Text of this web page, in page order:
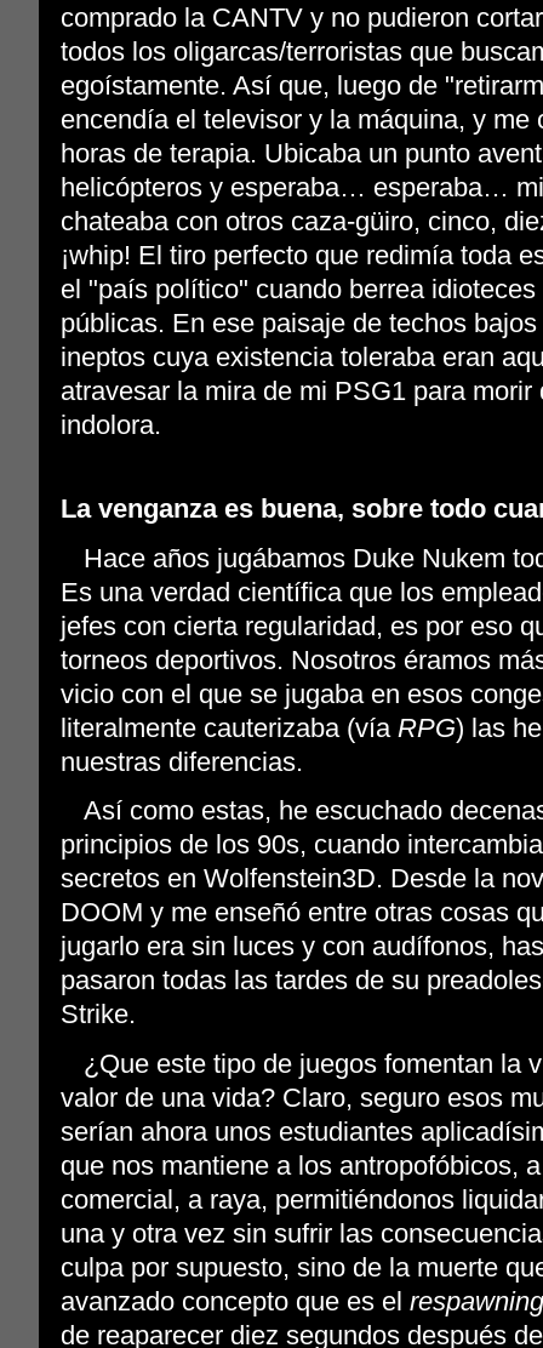
comprado la CANTV y no pudieron
todos los oligarcas/terroristas que
egoístamente. Así que, luego de
encendía el televisor y la máquina, y me
horas de terapia. Ubicaba un punto
helicópteros y esperaba… esperaba…
chateaba con otros caza-güiro, cinco,
¡whip! El tiro perfecto que redimía toda
el "país político" cuando berrea
públicas. En ese paisaje de techos
ineptos cuya existencia toleraba eran
atravesar la mira de mi PSG1 para morir
indolora.
La venganza es buena, sobre todo
Hace años jugábamos Duke Nukem
Es una verdad científica que los
jefes con cierta regularidad, es por eso
torneos deportivos. Nosotros éramos
vicio con el que se jugaba en esos
literalmente cauterizaba (vía RPG) las
nuestras diferencias.
Así como estas, he escuchado
principios de los 90s, cuando
secretos en Wolfenstein3D. Desde la
DOOM y me enseñó entre otras cosas
jugarlo era sin luces y con audífonos,
pasaron todas las tardes de su
Strike.
¿Que este tipo de juegos fomentan la
valor de una vida? Claro, seguro esos
serían ahora unos estudiantes
que nos mantiene a los antropofóbicos,
comercial, a raya, permitiéndonos
una y otra vez sin sufrir las
culpa por supuesto, sino de la muerte
avanzado concepto que es el
de reaparecer diez segundos después